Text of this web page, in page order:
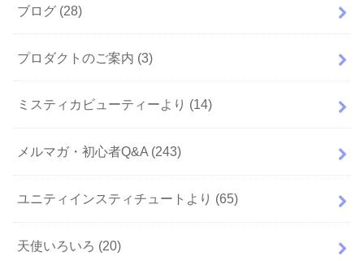
ブログ (28)
プロダクトのご案内 (3)
ミスティカビューティーより (14)
メルマガ・初心者Q&A (243)
ユニティインスティチュートより (65)
天使いろいろ (20)